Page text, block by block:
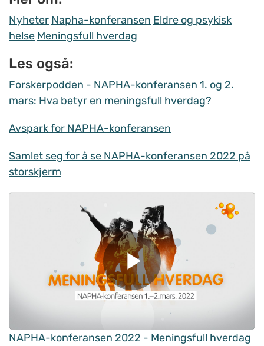
Nyheter Napha-konferansen Eldre og psykisk
helse Meningsfull hverdag
Les også:
Forskerpodden - NAPHA-konferansen 1. og 2.
mars: Hva betyr en meningsfull hverdag?
Avspark for NAPHA-konferansen
Samlet seg for å se NAPHA-konferansen 2022 på
storskjerm
NAPHA-konferansen 2022 - Meningsfull hverdag